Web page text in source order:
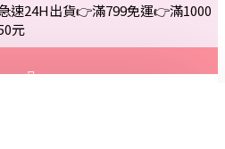
速24H出貨👉滿799免運👉滿1000
元